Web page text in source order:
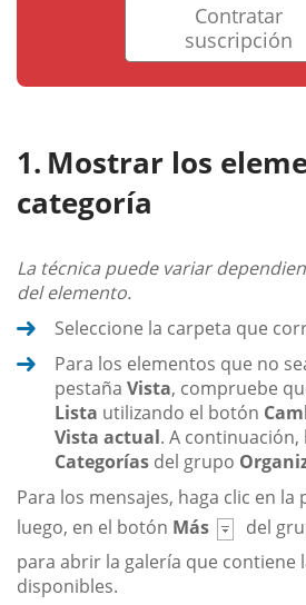
Contratar
suscripción
Mostrar los
categoría
La técnica puede variar
del elemento.
Seleccione la carpeta que
Para los elementos que no
pestaña Vista, compruebe
Lista utilizando el botón
Vista actual. A
Categorías del grupo
Para los mensajes, haga clic en la
luego, en el botón Más del
para abrir la galería que contiene
disponibles.